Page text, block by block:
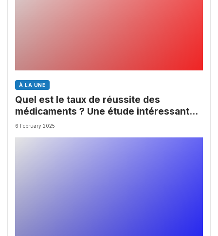
À LA UNE
Quel est le taux de réussite des
médicaments ? Une étude intéressante
chez les Big Pharmas
6 February 2025